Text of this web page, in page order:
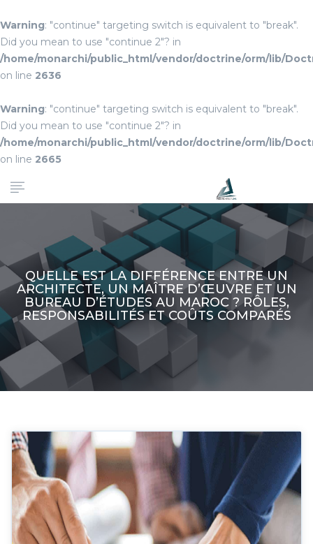
Warning: "continue" targeting switch is equivalent to "break".
Did you mean to use "continue 2"? in
/home/monarchi/public_html/vendor/doctrine/orm/lib/
on line 2636
Warning: "continue" targeting switch is equivalent to "break".
Did you mean to use "continue 2"? in
/home/monarchi/public_html/vendor/doctrine/orm/lib/
on line 2665
QUELLE EST LA DIFFÉRENCE ENTRE UN
ARCHITECTE, UN MAÎTRE D’ŒUVRE ET UN
BUREAU D’ÉTUDES AU MAROC ? RÔLES,
RESPONSABILITÉS ET COÛTS COMPARÉS